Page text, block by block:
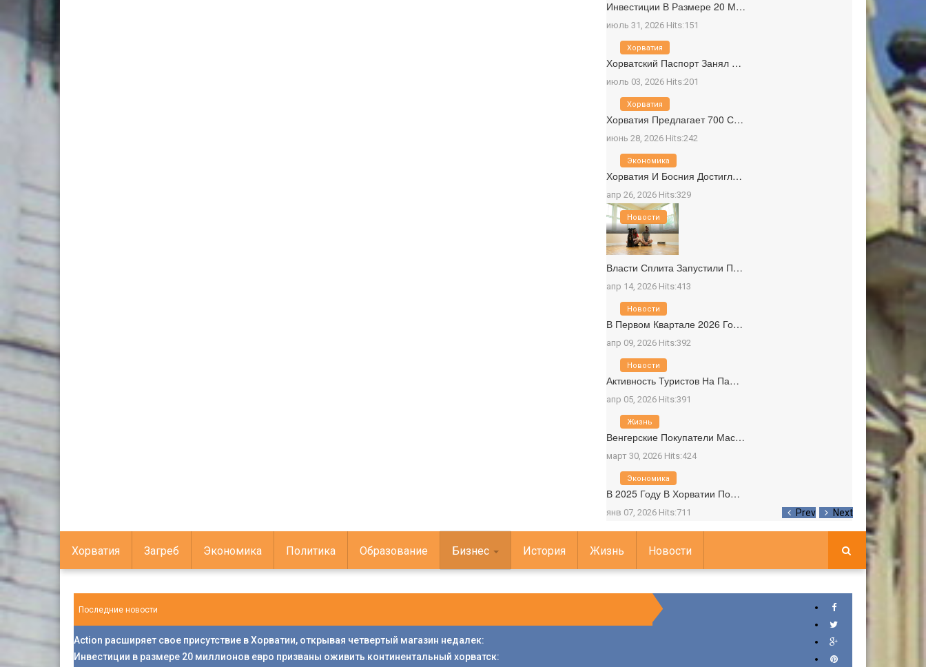
Prev Next
Инвестиции В Размере 20 М…
июль 31, 2026 Hits:151
Хорватский Паспорт Занял …
июль 03, 2026 Hits:201
Хорватия
Хорватия Предлагает 700 С…
июнь 28, 2026 Hits:242
Хорватия
Хорватия И Босния Достигл…
апр 26, 2026 Hits:329
Экономика
Власти Сплита Запустили П…
апр 14, 2026 Hits:413
Новости
В Первом Квартале 2026 Го…
апр 09, 2026 Hits:392
Новости
Активность Туристов На Па…
апр 05, 2026 Hits:391
Новости
Венгерские Покупатели Мас…
март 30, 2026 Hits:424
Жизнь
В 2025 Году В Хорватии По…
янв 07, 2026 Hits:711
Экономика
Хорватия Загреб Экономика Политика Образование Бизнес История Жизнь Новости
Последние новости
Action расширяет свое присутствие в Хорватии, открывая четвертый магазин недалек:
Инвестиции в размере 20 миллионов евро призваны оживить континентальный хорватск: